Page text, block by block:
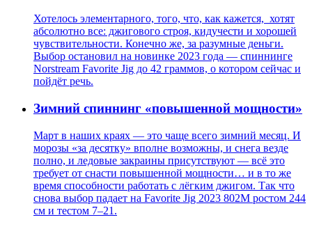
Хотелось элементарного, того, что, как кажется, хотят
абсолютно все: джигового строя, кидучести и хорошей
чувствительности. Конечно же, за разумные деньги.
Выбор остановил на новинке 2023 года — спиннинге
Norstream Favorite Jig до 42 граммов, о котором сейчас и
пойдёт речь.
Зимний спиннинг «повышенной мощности»
Март в наших краях — это чаще всего зимний месяц. И
морозы «за десятку» вполне возможны, и снега везде
полно, и ледовые закраины присутствуют — всё это
требует от снасти повышенной мощности… и в то же
время способности работать с лёгким джигом. Так что
снова выбор падает на Favorite Jig 2023 802M ростом 244
см и тестом 7–21.